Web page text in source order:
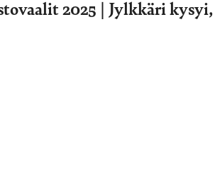
2025 | Jylkkäri